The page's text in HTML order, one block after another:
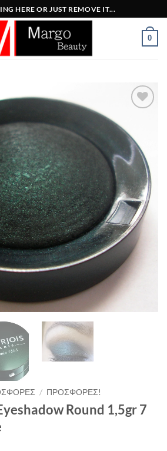
HERE OR JUST REMOVE IT...
0
Wishlist
/ ΠΡΟΣΦΟΡΈΣ!
Round 1,5gr 7